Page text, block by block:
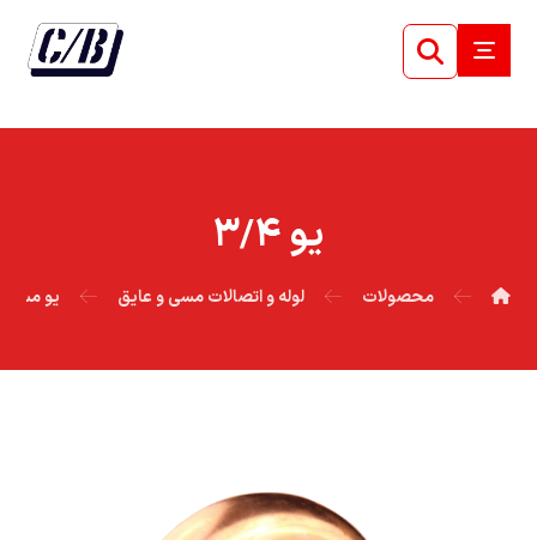
يو ۳/۴
محصولات لوله و اتصالات مسی و عایق یو مسی